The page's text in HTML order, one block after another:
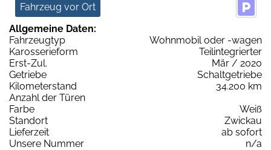
Fahrzeug vor Ort
Allgemeine Daten:
Fahrzeugtyp
Wohnmobil oder -wagen
Karosserieform
Teilintegrierter
Erst-Zul.
Mär / 2020
Getriebe
Schaltgetriebe
Kilometerstand
34.200 km
Anzahl der Türen
Farbe
Weiß
Standort
Zwickau
Lieferzeit
ab sofort
Unsere Nummer
n/a